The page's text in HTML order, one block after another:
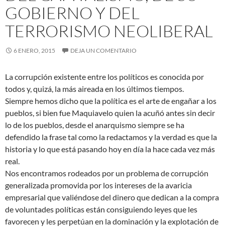
GOBIERNO Y DEL
TERRORISMO NEOLIBERAL
6 ENERO, 2015 DEJA UN COMENTARIO
La corrupción existente entre los políticos es conocida por
todos y, quizá, la más aireada en los últimos tiempos.
Siempre hemos dicho que la política es el arte de engañar a los
pueblos, si bien fue Maquiavelo quien la acuñó antes sin decir
lo de los pueblos, desde el anarquismo siempre se ha
defendido la frase tal como la redactamos y la verdad es que la
historia y lo que está pasando hoy en día la hace cada vez más
real.
Nos encontramos rodeados por un problema de corrupción
generalizada promovida por los intereses de la avaricia
empresarial que valiéndose del dinero que dedican a la compra
de voluntades políticas están consiguiendo leyes que les
favorecen y les perpetúan en la dominación y la explotación de